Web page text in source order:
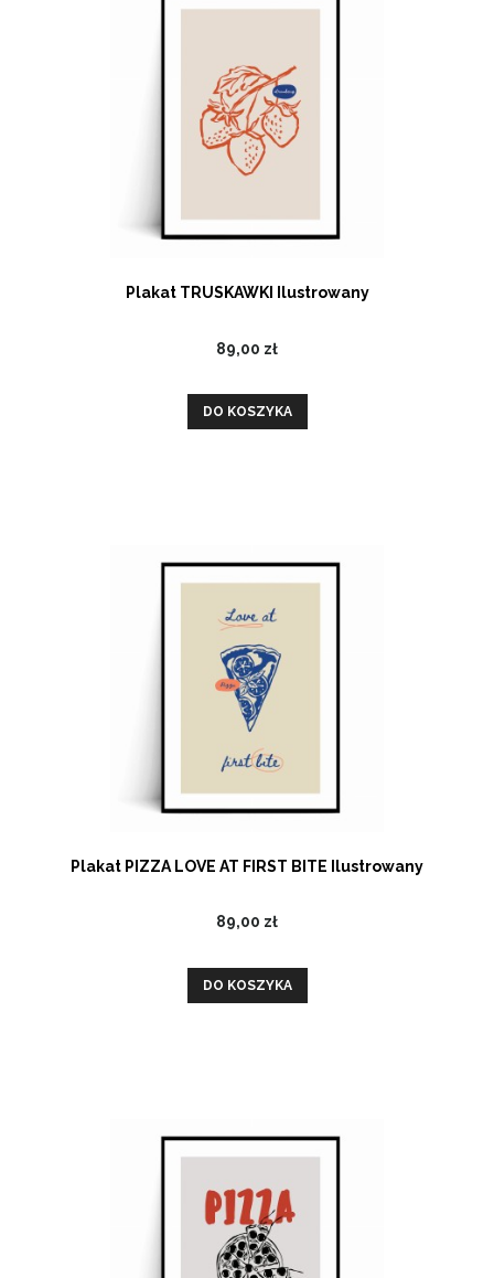
Plakat TRUSKAWKI Ilustrowany
89,00 zł
DO KOSZYKA
Plakat PIZZA LOVE AT FIRST BITE Ilustrowany
89,00 zł
DO KOSZYKA